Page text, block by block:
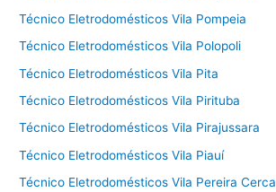
Técnico Eletrodomésticos Vila Pompeia
Técnico Eletrodomésticos Vila Polopoli
Técnico Eletrodomésticos Vila Pita
Técnico Eletrodomésticos Vila Pirituba
Técnico Eletrodomésticos Vila Pirajussara
Técnico Eletrodomésticos Vila Piauí
Técnico Eletrodomésticos Vila Pereira Cerca